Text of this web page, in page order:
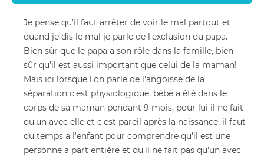
Je pense qu'il faut arrêter de voir le mal partout et
quand je dis le mal je parle de l'exclusion du papa.
Bien sûr que le papa a son rôle dans la famille, bien
sûr qu'il est aussi important que celui de la maman!
Mais ici lorsque l'on parle de l'angoisse de la
séparation c'est physiologique, bébé a été dans le
corps de sa maman pendant 9 mois, pour lui il ne fait
qu'un avec elle et c'est pareil après la naissance, il faut
du temps a l'enfant pour comprendre qu'il est une
personne a part entière et qu'il ne fait pas qu'un avec